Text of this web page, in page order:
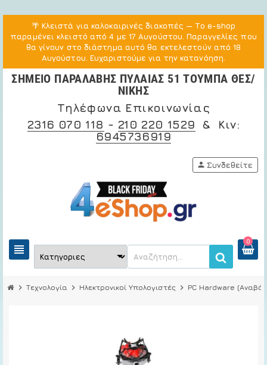
🌴 Κλειστά για καλοκαιρινές διακοπές — Το e-shop
παραμένει κλειστό από 4 με 17 Αυγούστου. Παραγγελίες που
θα γίνουν στο διάστημα αυτό θα εκτελεστούν από 18
Αυγούστου. Ευχαριστούμε για την κατανόηση.
ΣΗΜΕΙΟ ΠΑΡΑΛΑΒΗΣ ΠΥΛΑΙΑΣ 51 ΤΟΥΜΠΑ ΘΕΣ/
ΝΙΚΗΣ
Τηλέφωνα Επικοινωνίας
2316 070 118 - 210 220 1529 & Κιν:
6945736919
view_headline
0
person Συνδεθείτε
chevron_right Τεχνολογία chevron_right Ηλεκτρονικοί Υπολογιστές chevron_right PC Hardware